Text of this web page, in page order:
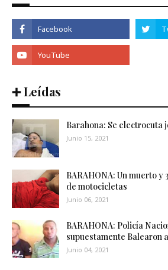
➕ Leídas
Barahona: Se electrocuta
Junio 15, 2021
BARAHONA: Un muerto y
de motocicletas
Junio 06, 2021
BARAHONA: Policía
supuestamente Balearon
Junio 04, 2021